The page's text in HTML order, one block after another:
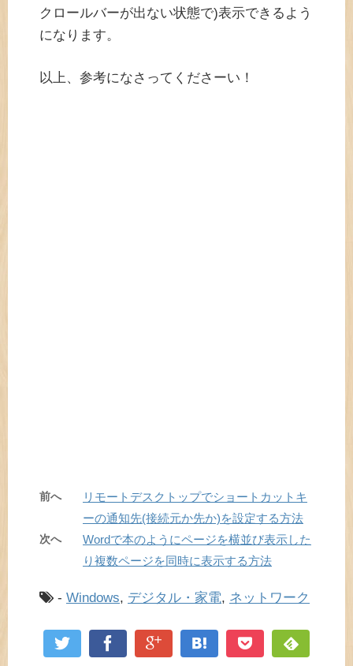
クロールバーが出ない状態で)表示できるよう
になります。
以上、参考になさってくださーい！
前へ
リモートデスクトップでショートカットキ
ーの通知先(接続元か先か)を設定する方法
次へ
Wordで本のようにページを横並び表示した
り複数ページを同時に表示する方法
- Windows, デジタル・家電, ネットワーク